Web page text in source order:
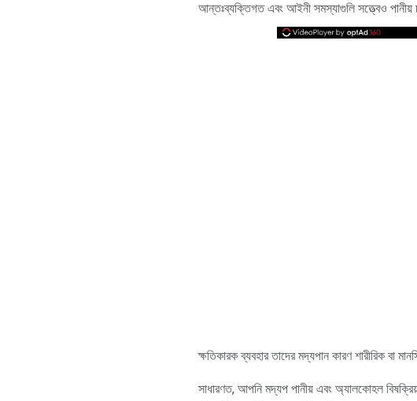
আন্তঃব্যক্তিগত এবং আইনী সমস্যাগুলি সত্ত্বেও পানীয়
ক্ষতিকারক ব্যবহার তাদের মদ্যপান কারণ শারীরিক বা
সাধারণত, আপনি মদ্যপ পানীয় এবং অ্যালকোহল